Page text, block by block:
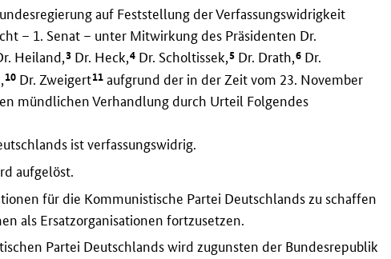
auf Feststellung der Verfassungswidrigkeit
– 1. Senat – unter Mitwirkung des Präsidenten Dr.
Heiland,3 Dr. Heck,4 Dr. Scholtissek,5 Dr. Drath,6 Dr.
10 Dr. Zweigert11 aufgrund der in der Zeit vom 23. November
mündlichen Verhandlung durch Urteil Folgendes
ist verfassungswidrig.
aufgelöst.
für die Kommunistische Partei Deutschlands zu schaffen
als Ersatzorganisationen fortzusetzen.
Partei Deutschlands wird zugunsten der Bundesrepublik